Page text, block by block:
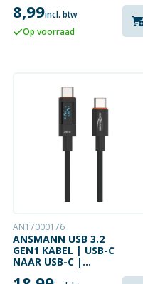
8,99incl. btw
Op voorraad
AN17000176
ANSMANN USB 3.2
GEN1 KABEL | USB-C
NAAR USB-C |